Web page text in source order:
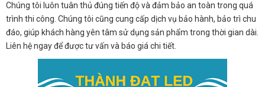
Chúng tôi luôn tuân thủ đúng tiến độ và đảm bảo an toàn trong quá
trình thi công. Chúng tôi cũng cung cấp dịch vụ bảo hành, bảo trì chu
đáo, giúp khách hàng yên tâm sử dụng sản phẩm trong thời gian dài.
Liên hệ ngay để được tư vấn và báo giá chi tiết.